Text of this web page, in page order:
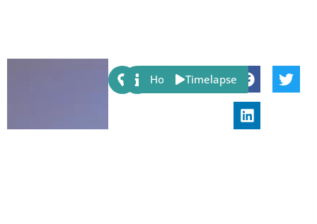
Share:
Host Timelapse